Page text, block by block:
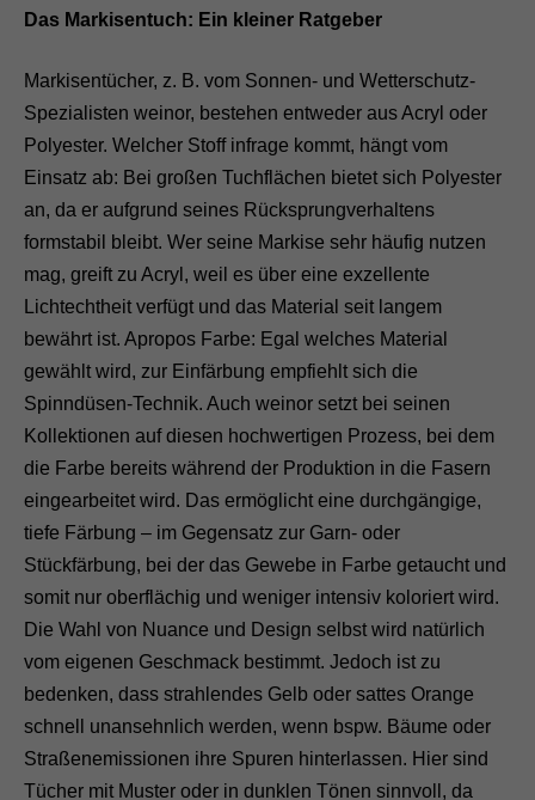
Das Markisentuch: Ein kleiner Ratgeber
Markisentücher, z. B. vom Sonnen- und Wetterschutz-
Spezialisten weinor, bestehen entweder aus Acryl oder
Polyester. Welcher Stoff infrage kommt, hängt vom
Einsatz ab: Bei großen Tuchflächen bietet sich Polyester
an, da er aufgrund seines Rücksprungverhaltens
formstabil bleibt. Wer seine Markise sehr häufig nutzen
mag, greift zu Acryl, weil es über eine exzellente
Lichtechtheit verfügt und das Material seit langem
bewährt ist. Apropos Farbe: Egal welches Material
gewählt wird, zur Einfärbung empfiehlt sich die
Spinndüsen-Technik. Auch weinor setzt bei seinen
Kollektionen auf diesen hochwertigen Prozess, bei dem
die Farbe bereits während der Produktion in die Fasern
eingearbeitet wird. Das ermöglicht eine durchgängige,
tiefe Färbung – im Gegensatz zur Garn- oder
Stückfärbung, bei der das Gewebe in Farbe getaucht und
somit nur oberflächig und weniger intensiv koloriert wird.
Die Wahl von Nuance und Design selbst wird natürlich
vom eigenen Geschmack bestimmt. Jedoch ist zu
bedenken, dass strahlendes Gelb oder sattes Orange
schnell unansehnlich werden, wenn bspw. Bäume oder
Straßenemissionen ihre Spuren hinterlassen. Hier sind
Tücher mit Muster oder in dunklen Tönen sinnvoll, da